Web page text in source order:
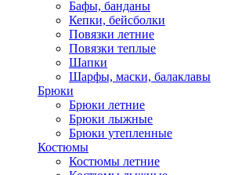
Бафы, банданы
Кепки, бейсболки
Повязки летние
Повязки теплые
Шапки
Шарфы, маски, балаклавы
Брюки
Брюки летние
Брюки лыжные
Брюки утепленные
Костюмы
Костюмы летние